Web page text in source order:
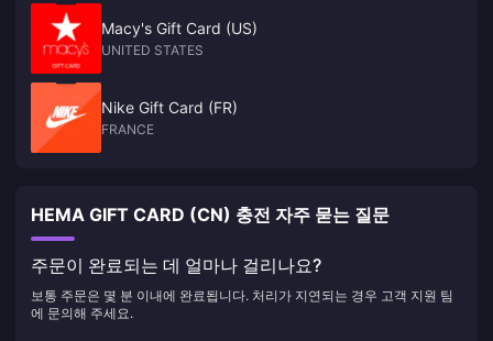
Macy's Gift Card (US)
UNITED STATES
Nike Gift Card (FR)
FRANCE
HEMA GIFT CARD (CN) 충전 자주 묻는 질문
주문이 완료되는 데 얼마나 걸리나요?
보통 주문은 몇 분 이내에 완료됩니다. 처리가 지연되는 경우 고객 지원 팀
에 문의해 주세요.